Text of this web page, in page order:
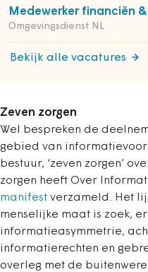
Medewerker financiën
Omgevingsdienst NL
Bekijk alle vacatures
Zeven zorgen
Wel bespreken de
gebied van
bestuur, ‘zeven zorgen’
zorgen heeft Over
manifest verzameld. Het
menselijke maat is zoek,
informatieasymmetrie,
informatierechten en
overleg met de